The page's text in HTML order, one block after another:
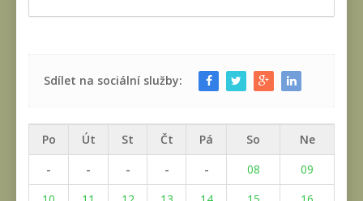
Sdílet na sociální služby:
Po Út St Čt Pá So
Ne
-
- - - - 08
09